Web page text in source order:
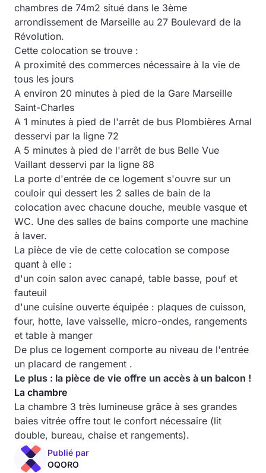
chambres de 74m2 situé dans le 3ème
arrondissement de Marseille au 27 Boulevard de la
Révolution.
Cette colocation se trouve :
A proximité des commerces nécessaire à la vie de
tous les jours
A environ 20 minutes à pied de la Gare Marseille
Saint-Charles
A 1 minutes à pied de l'arrêt de bus Plombières Arnal
desservi par la ligne 72
A 5 minutes à pied de l'arrêt de bus Belle Vue
Vaillant desservi par la ligne 88
La porte d'entrée de ce logement s'ouvre sur un
couloir qui dessert les 2 salles de bain de la
colocation avec chacune douche, meuble vasque et
WC. Une des salles de bains comporte une machine
à laver.
La pièce de vie de cette colocation se compose
quant à elle :
d'un coin salon avec canapé, table basse, pouf et
fauteuil
d'une cuisine ouverte équipée : plaques de cuisson,
four, hotte, lave vaisselle, micro-ondes, rangements
et table à manger
De plus ce logement comporte au niveau de l'entrée
un placard de rangement .
Le plus : la pièce de vie offre un accès à un balcon !
La chambre
La chambre 3 très lumineuse grâce à ses grandes
baies vitrée offre tout le confort nécessaire (lit
double, bureau, chaise et rangements).
Publié par
OQORO